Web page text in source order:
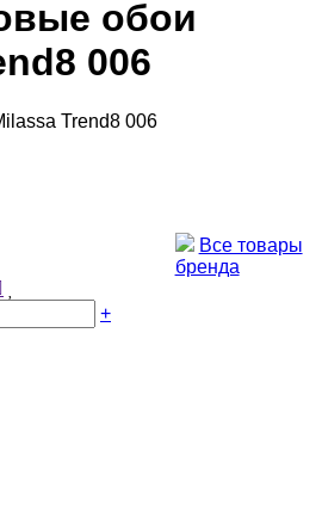
обои
006
Все товары
бренда
+